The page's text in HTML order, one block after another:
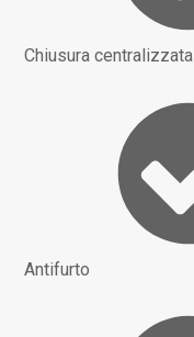
Chiusura centralizzata
Antifurto